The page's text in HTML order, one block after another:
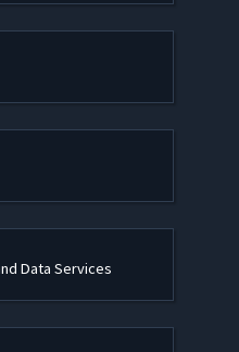
Data Services